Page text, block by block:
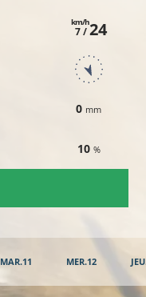
7 /
km/h24
0 mm
10 %
MAR.11 MER.12